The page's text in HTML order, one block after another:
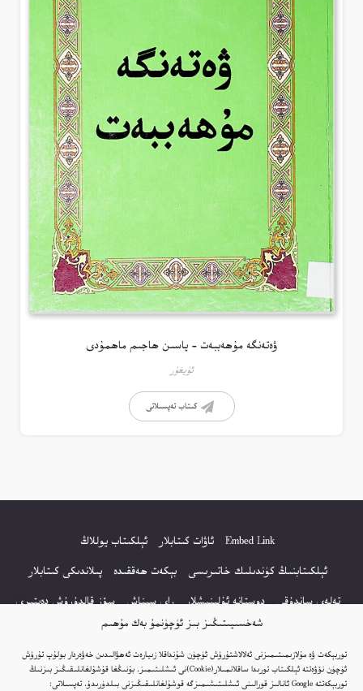
شەخسىيىتىڭىز بىز ئۈچۈنمۇ بەك مۇھىم
توربېكەت ۋە مۇلازىمىتىمىزنى ئەلالاشتۇرۇش ئۈچۈن شۇنداقلا زىيارەت ئەھۋالىدىن خەۋەردار بولۇپ تۇرۇش
ئۈچۈن نۆۋەتتە ئېلكىتاب تورىدا ساقلانمىلار(Cookie)نى ئىشلىتىمىز. بۇنىڭغا قۇشۇلغانلىقىڭىز بىزنىڭ
توربېكەتتە Google ئانالىز قورالىنى ئىشلىتىشىمىزگە قوشۇلغانلىقىڭىزنى بىلدۈرىدۇ. تەپسىلاتى:
ۋەتەنگە مۇھەببەت – ياسىن ھاجىم ماھمۇدى
ئۇيغۇر
كىتاب تەپسىلاتى
Embed Link ئاۋات كىتابلار
ئېلكىتاب يوللاڭ
ئېلكىتابنىڭ كۈندىلىك خاتىرىسى
بېكەت ھەققىدە
پىلاندىكى كىتابلار
تەلەي ساندۇقى
دوستانە ئۇلىنىشلار راي سىناش
سۆز قالدۇرۇش دەپتىرى
كۆپ سورالغان سۇئاللار
كىتاب تىزىملىكى
مەخپىيەتلىك باياناتى
نەشىر ھوقۇقى باياناتى